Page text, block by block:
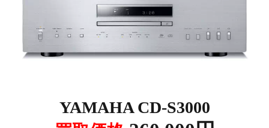
YAMAHA CD-S3000